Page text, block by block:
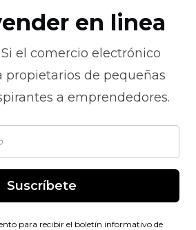
en linea
Si el comercio electrónico
propietarios de pequeñas
a emprendedores.
Suscríbete
para recibir el boletín informativo de